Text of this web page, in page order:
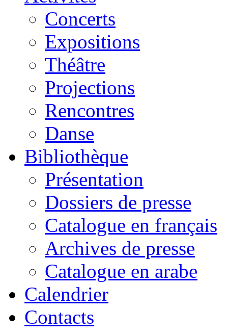
Concerts
Expositions
Théâtre
Projections
Rencontres
Danse
Bibliothèque
Présentation
Dossiers de presse
Catalogue en français
Archives de presse
Catalogue en arabe
Calendrier
Contacts